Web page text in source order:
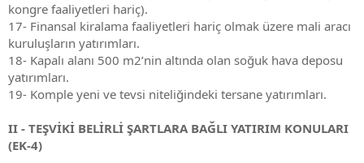
kongre faaliyetleri hariç).
17- Finansal kiralama faaliyetleri hariç olmak üzere mali aracı
kuruluşların yatırımları.
18- Kapalı alanı 500 m2’nin altında olan soğuk hava deposu
yatırımları.
19- Komple yeni ve tevsi niteliğindeki tersane yatırımları.
II - TEŞVİKİ BELİRLİ ŞARTLARA BAĞLI YATIRIM KONULARI
(EK-4)